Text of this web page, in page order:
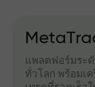
แพลตฟอร์มระ
ทั่วโลก พร้อมเ